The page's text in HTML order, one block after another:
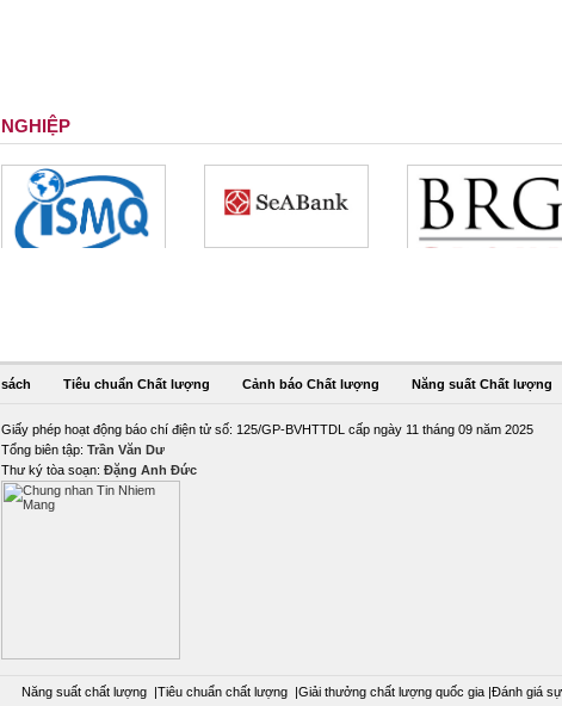
Tiêu chuẩn Chất lượng Cảnh báo Chất lượng Năng suất Chất lượng
Giấy phép hoạt động báo chí điện tử số: 125/GP-BVHTTDL cấp ngày 11 tháng 09 năm 2025
Tổng biên tập: Trần Văn Dư
Thư ký tòa soạn: Đặng Anh Đức
Năng suất chất lượng |Tiêu chuẩn chất lượng |Giải thưởng chất lượng quốc gia |Đánh giá